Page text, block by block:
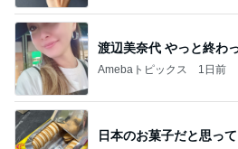
渡辺美奈代 やっと終わ
Amebaトピックス 1日前
日本のお菓子だと思っ